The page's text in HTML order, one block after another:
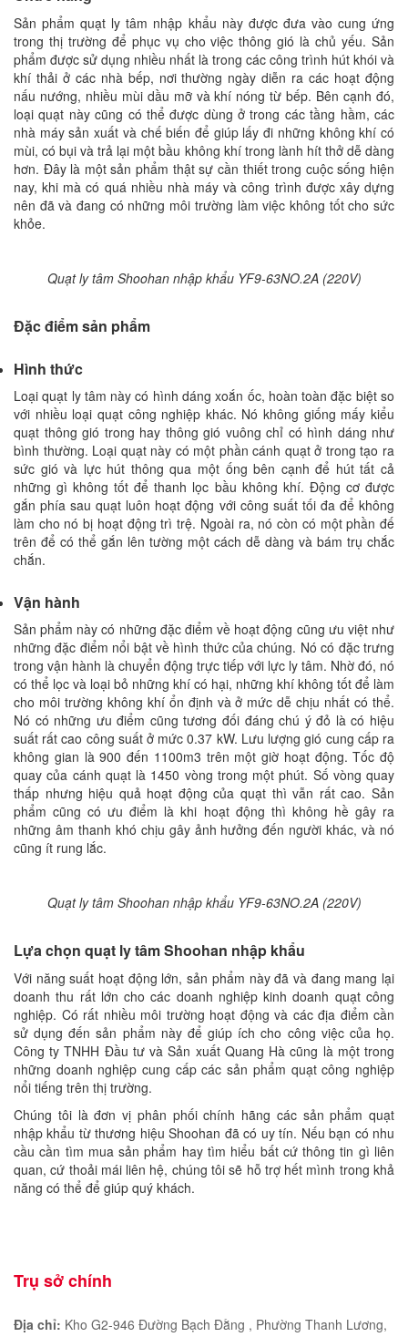
Sản phẩm quạt ly tâm nhập khẩu này được đưa vào cung ứng
trong thị trường để phục vụ cho việc thông gió là chủ yếu. Sản
phẩm được sử dụng nhiều nhất là trong các công trình hút khói và
khí thải ở các nhà bếp, nơi thường ngày diễn ra các hoạt động
nấu nướng, nhiều mùi dầu mỡ và khí nóng từ bếp. Bên cạnh đó,
loại quạt này cũng có thể được dùng ở trong các tầng hầm, các
nhà máy sản xuất và chế biến để giúp lấy đi những không khí có
mùi, có bụi và trả lại một bầu không khí trong lành hít thở dễ dàng
hơn. Đây là một sản phẩm thật sự cần thiết trong cuộc sống hiện
nay, khi mà có quá nhiều nhà máy và công trình được xây dựng
nên đã và đang có những môi trường làm việc không tốt cho sức
khỏe.
Quạt ly tâm Shoohan nhập khẩu YF9-63NO.2A (220V)
Đặc điểm sản phẩm
Hình thức
Loại quạt ly tâm này có hình dáng xoắn ốc, hoàn toàn đặc biệt so
với nhiều loại quạt công nghiệp khác. Nó không giống mấy kiểu
quạt thông gió trong hay thông gió vuông chỉ có hình dáng như
bình thường. Loại quạt này có một phần cánh quạt ở trong tạo ra
sức gió và lực hút thông qua một ống bên cạnh để hút tất cả
những gì không tốt để thanh lọc bầu không khí. Động cơ được
gắn phía sau quạt luôn hoạt động với công suất tối đa để không
làm cho nó bị hoạt động trì trệ. Ngoài ra, nó còn có một phần đế
trên để có thể gắn lên tường một cách dễ dàng và bám trụ chắc
chắn.
Vận hành
Sản phẩm này có những đặc điểm về hoạt động cũng ưu việt như
những đặc điểm nổi bật về hình thức của chúng. Nó có đặc trưng
trong vận hành là chuyển động trực tiếp với lực ly tâm. Nhờ đó, nó
có thể lọc và loại bỏ những khí có hại, những khí không tốt để làm
cho môi trường không khí ổn định và ở mức dễ chịu nhất có thể.
Nó có những ưu điểm cũng tương đối đáng chú ý đỏ là có hiệu
suất rất cao công suất ở mức 0.37 kW. Lưu lượng gió cung cấp ra
không gian là 900 đến 1100m3 trên một giờ hoạt động. Tốc độ
quay của cánh quạt là 1450 vòng trong một phút. Số vòng quay
thấp nhưng hiệu quả hoạt động của quạt thì vẫn rất cao. Sản
phẩm cũng có ưu điểm là khi hoạt động thì không hề gây ra
những âm thanh khó chịu gây ảnh hưởng đến người khác, và nó
cũng ít rung lắc.
Quạt ly tâm Shoohan nhập khẩu YF9-63NO.2A (220V)
Lựa chọn quạt ly tâm Shoohan nhập khẩu
Với năng suất hoạt động lớn, sản phẩm này đã và đang mang lại
doanh thu rất lớn cho các doanh nghiệp kinh doanh quạt công
nghiệp. Có rất nhiều môi trường hoạt động và các địa điểm cần
sử dụng đến sản phẩm này để giúp ích cho công việc của họ.
Công ty TNHH Đầu tư và Sản xuất Quang Hà cũng là một trong
những doanh nghiệp cung cấp các sản phẩm quạt công nghiệp
nổi tiếng trên thị trường.
Chúng tôi là đơn vị phân phối chính hãng các sản phẩm quạt
nhập khẩu từ thương hiệu Shoohan đã có uy tín. Nếu bạn có nhu
cầu cần tìm mua sản phẩm hay tìm hiểu bất cứ thông tin gì liên
quan, cứ thoải mái liên hệ, chúng tôi sẽ hỗ trợ hết mình trong khả
năng có thể để giúp quý khách.
Trụ sở chính
Địa chỉ: Kho G2-946 Đường Bạch Đằng , Phường Thanh Lương,